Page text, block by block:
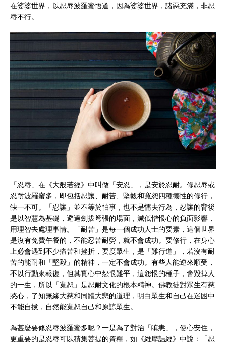
在娑婆世界，以忍辱波羅蜜悟道，因為娑婆世界，諸惡充滿，非忍
辱不行。
「忍辱」在《大般若經》中叫做「安忍」，是安於忍耐。修忍辱或
忍耐波羅蜜多，即包括忍讓、耐苦、堅毅和寬恕四種德性的修行，
缺一不可。「忍讓」並不等於怕事，也不是懦夫行為，忍讓的背後
是以智慧為基礎，避過劍拔弩張的場面，減低憎恨心的負面影響，
用理智去處理事情。「耐苦」是每一個成功人士的要素，這個世界
是沒有免費午餐的，不能忍苦耐勞，就不會成功。要修行，在身心
上必會遇到不少痛苦和挫折，要度眾生，是「難行道」，若沒有耐
苦的能耐和「堅毅」的精神，一定不會成功。有些人能逆來順受，
不以行動來報復，但其實心中怨恨難平，這怨恨的種子，會毀掉人
的一生，所以「寬恕」是忍耐文化的根本精神。佛教徒對眾生有慈
愍心，了知無緣大慈和同體大悲的道理，明白眾生和自己在迷困中
不能自拔，自然能寬恕自己和原諒眾生。
為甚麼要修忍辱波羅蜜多呢？一是為了對治「瞋恚」，使心安住，
更重要的是忍辱可以積集菩提的資糧，如《維摩詰經》中說：「忍